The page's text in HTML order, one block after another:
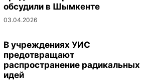
обсудили в Шымкенте
03.04.2026
В учреждениях УИС
предотвращают
распространение радикальных
идей